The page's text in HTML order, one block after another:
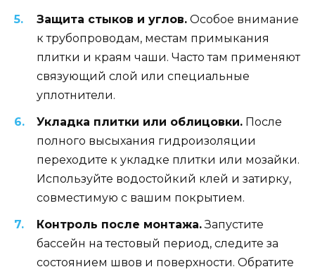
Защита стыков и углов. Особое внимание
к трубопроводам, местам примыкания
плитки и краям чаши. Часто там применяют
связующий слой или специальные
уплотнители.
Укладка плитки или облицовки. После
полного высыхания гидроизоляции
переходите к укладке плитки или мозайки.
Используйте водостойкий клей и затирку,
совместимую с вашим покрытием.
Контроль после монтажа.Запустите
бассейн на тестовый период, следите за
состоянием швов и поверхности. Обратите